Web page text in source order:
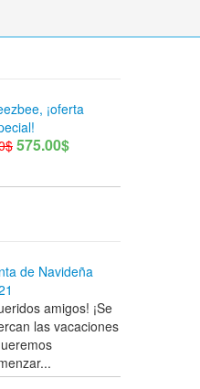
¡oferta
575.00$
de Navideña
amigos! ¡Se
las vacaciones